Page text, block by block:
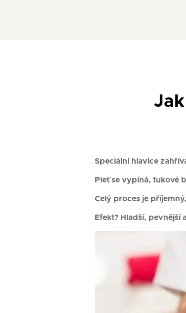
Speciální hlavice
Pleť se vypíná, tukové
Celý proces je
Efekt? Hladší, pevnější